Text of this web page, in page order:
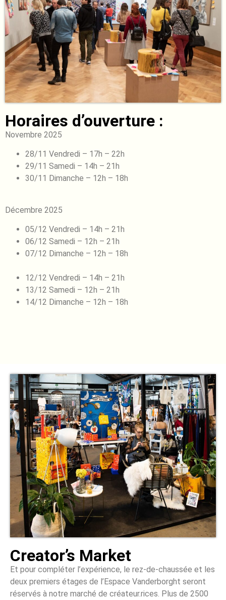
Horaires d’ouverture :
Novembre 2025
28/11 Vendredi – 17h – 22h
29/11 Samedi – 14h – 21h
30/11 Dimanche – 12h – 18h
Décembre 2025
05/12 Vendredi – 14h – 21h
06/12 Samedi – 12h – 21h
07/12 Dimanche – 12h – 18h
12/12 Vendredi – 14h – 21h
13/12 Samedi – 12h – 21h
14/12 Dimanche – 12h – 18h
Creator’s Market
Et pour compléter l’expérience, le rez-de-chaussée et les
deux premiers étages de l’Espace Vanderborght seront
réservés à notre marché de créateur.rices. Plus de 2500